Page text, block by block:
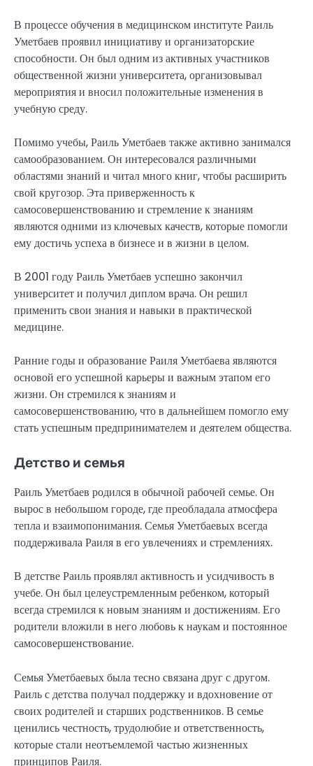
В процессе обучения в медицинском институте Раиль
Уметбаев проявил инициативу и организаторские
способности. Он был одним из активных участников
общественной жизни университета, организовывал
мероприятия и вносил положительные изменения в
учебную среду.
Помимо учебы, Раиль Уметбаев также активно занимался
самообразованием. Он интересовался различными
областями знаний и читал много книг, чтобы расширить
свой кругозор. Эта приверженность к
самосовершенствованию и стремление к знаниям
являются одними из ключевых качеств, которые помогли
ему достичь успеха в бизнесе и в жизни в целом.
В 2001 году Раиль Уметбаев успешно закончил
университет и получил диплом врача. Он решил
применить свои знания и навыки в практической
медицине.
Ранние годы и образование Раиля Уметбаева являются
основой его успешной карьеры и важным этапом его
жизни. Он стремился к знаниям и
самосовершенствованию, что в дальнейшем помогло ему
стать успешным предпринимателем и деятелем общества.
Детство и семья
Раиль Уметбаев родился в обычной рабочей семье. Он
вырос в небольшом городе, где преобладала атмосфера
тепла и взаимопонимания. Семья Уметбаевых всегда
поддерживала Раиля в его увлечениях и стремлениях.
В детстве Раиль проявлял активность и усидчивость в
учебе. Он был целеустремленным ребенком, который
всегда стремился к новым знаниям и достижениям. Его
родители вложили в него любовь к наукам и постоянное
самосовершенствование.
Семья Уметбаевых была тесно связана друг с другом.
Раиль с детства получал поддержку и вдохновение от
своих родителей и старших родственников. В семье
ценились честность, трудолюбие и ответственность,
которые стали неотъемлемой частью жизненных
принципов Раиля.